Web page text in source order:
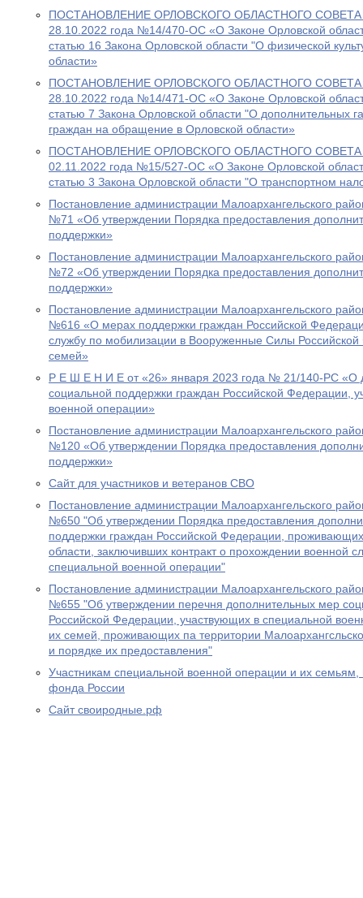
ПОСТАНОВЛЕНИЕ ОРЛОВСКОГО ОБЛАСТНОГО СОВЕТА
28.10.2022 года №14/470-ОС «О Законе Орловской
статью 16 Закона Орловской области "О физической
области»
ПОСТАНОВЛЕНИЕ ОРЛОВСКОГО ОБЛАСТНОГО СОВЕТА
28.10.2022 года №14/471-ОС «О Законе Орловской
статью 7 Закона Орловской области "О дополнительных
граждан на обращение в Орловской области»
ПОСТАНОВЛЕНИЕ ОРЛОВСКОГО ОБЛАСТНОГО СОВЕТА
02.11.2022 года №15/527-ОС «О Законе Орловской
статью 3 Закона Орловской области "О транспортном
Постановление администрации Малоархангельского
№71 «Об утверждении Порядка предоставления
поддержки»
Постановление администрации Малоархангельского
№72 «Об утверждении Порядка предоставления
поддержки»
Постановление администрации Малоархангельского
№616 «О мерах поддержки граждан Российской
службу по мобилизации в Вооруженные Силы
семей»
Р Е Ш Е Н И Е от «26» января 2023 года № 21/140-РС «О
социальной поддержки граждан Российской Федерации,
военной операции»
Постановление администрации Малоархангельского
№120 «Об утверждении Порядка предоставления
поддержки»
Сайт для участников и ветеранов СВО
Постановление администрации Малоархангельского
№650 "Об утверждении Порядка предоставления
поддержки граждан Российской Федерации,
области, заключивших контракт о прохождении военной
специальной военной операции"
Постановление администрации Малоархангельского
№655 "Об утверждении перечня дополнительных мер
Российской Федерации, участвующих в специальной
их семей, проживающих па территории
и порядке их предоставления"
Участникам специальной военной операции и их
фонда России
Сайт своиродные.рф